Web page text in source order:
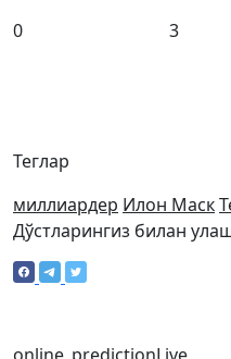
Теглар
миллиардер Илон Маск
0
3
Дўстларингиз билан